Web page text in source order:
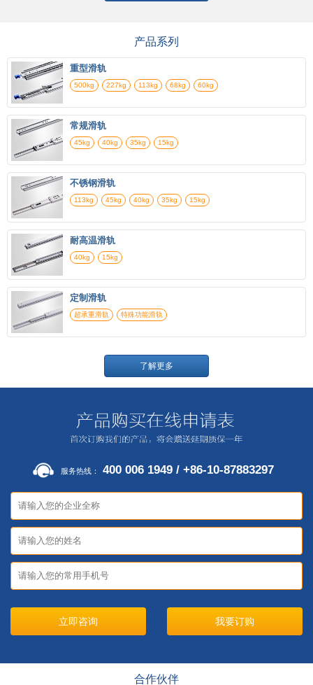
产品系列
重型滑轨
500kg 227kg 113kg 68kg 60kg
常规滑轨
45kg 40kg 35kg 15kg
不锈钢滑轨
113kg 45kg 40kg 35kg 15kg
耐高温滑轨
40kg 15kg
定制滑轨
超承重滑轨 特殊功能滑轨
了解更多
服务热线： 400 006 1949 / +86-10-87883297
立即咨询
合作伙伴